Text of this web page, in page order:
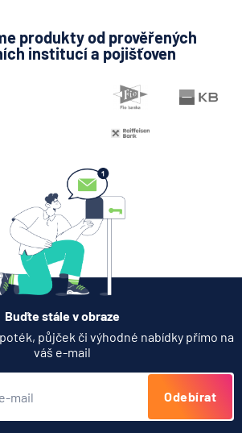
přímo v Partners App
6.8.2026 Daně
Když rozhoduje stres: nové
triky bankovních podvodníků
Partners Banka spouští
termínovaný vklad 4,33 %
p.a. na 6 měsíců
5.8.2026
Jak dnes vykládat výsledky
zátěžových testů ČNB
produkty od prověřených
institucí a pojišťoven
Buďte stále v obraze
půjček či výhodné nabídky přímo na
váš e-mail
Odebírat